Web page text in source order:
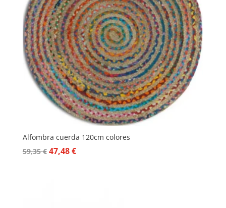
Alfombra cuerda 120cm colores
59,35€ El
47,48€El